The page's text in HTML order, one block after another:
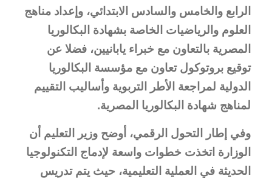
الرابع والخامس والسادس الابتدائي، وإعداد مناهج
العلوم والرياضيات الخاصة بشهادة البكالوريا
المصرية بالتعاون مع خبراء يابانيين، فضلا عن
توقيع بروتوكول تعاون مع مؤسسة البكالوريا
الدولية لمراجعة الأطر التربوية وأساليب التقييم
لمناهج شهادة البكالوريا المصرية.
وفي إطار التحول الرقمي، أوضح وزير التعليم أن
الوزارة اتخذت خطوات واسعة لإدماج التكنولوجيا
الحديثة في العملية التعليمية، حيث يتم تدريس